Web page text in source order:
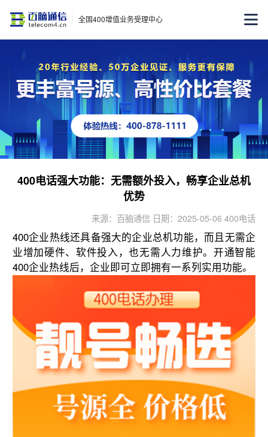
全国400增值业务受理中心
400电话强大功能：无需额外投入，畅享企业总机
优势
来源：百脑通信 日期：2025-05-06 400电话
400企业热线还具备强大的企业总机功能，而且无需企
业增加硬件、软件投入，也无需人力维护。开通智能
400企业热线后，企业即可立即拥有一系列实用功能。